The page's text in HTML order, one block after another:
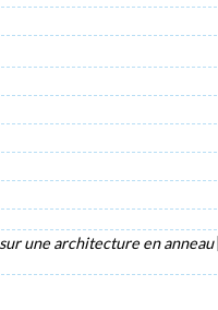
une architecture en anneau